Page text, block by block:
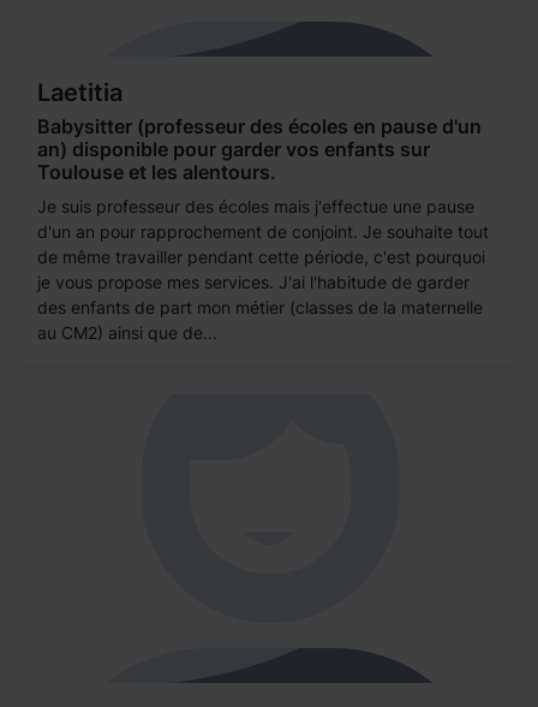
Laetitia
Babysitter (professeur des écoles en pause d'un
an) disponible pour garder vos enfants sur
Toulouse et les alentours.
Je suis professeur des écoles mais j'effectue une pause
d'un an pour rapprochement de conjoint. Je souhaite tout
de même travailler pendant cette période, c'est pourquoi
je vous propose mes services. J'ai l'habitude de garder
des enfants de part mon métier (classes de la maternelle
au CM2) ainsi que de...